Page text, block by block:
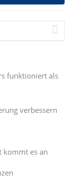
funktioniert als
verbessern
kommt es an